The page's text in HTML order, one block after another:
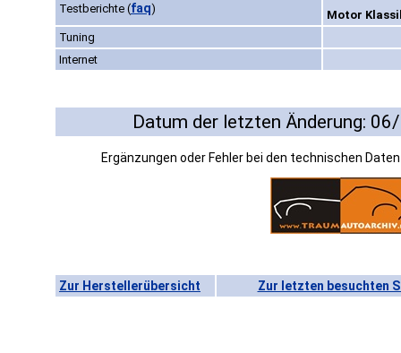
Testberichte (faq)
Motor
Tuning
Internet
Datum der letzten Änderung:
Ergänzungen oder Fehler bei den technischen
Zur Herstellerübersicht Zur letzten besuchten